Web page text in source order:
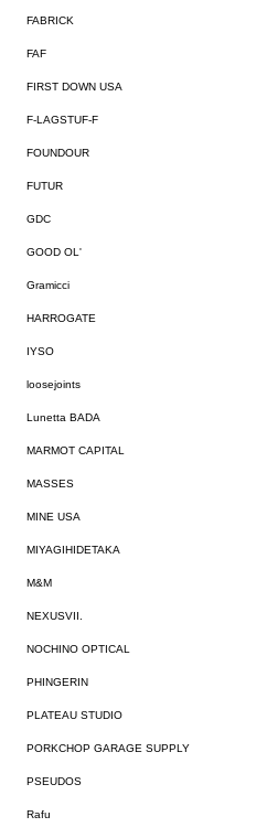
FABRICK
FAF
FIRST DOWN USA
F-LAGSTUF-F
FOUNDOUR
FUTUR
GDC
GOOD OL'
Gramicci
HARROGATE
IYSO
loosejoints
Lunetta BADA
MARMOT CAPITAL
MASSES
MINE USA
MIYAGIHIDETAKA
M&M
NEXUSVII.
NOCHINO OPTICAL
PHINGERIN
PLATEAU STUDIO
PORKCHOP GARAGE SUPPLY
PSEUDOS
Rafu